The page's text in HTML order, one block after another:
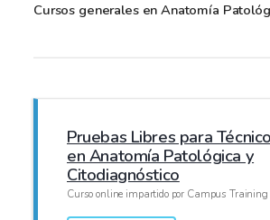
Cursos generales en Anatomía
Pruebas Libres para
en Anatomía Patológica y
Citodiagnóstico
Curso online impartido por Campus Training